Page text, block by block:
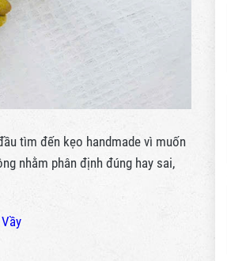
tìm đến kẹo handmade vì muốn
nhằm phân định đúng hay sai,